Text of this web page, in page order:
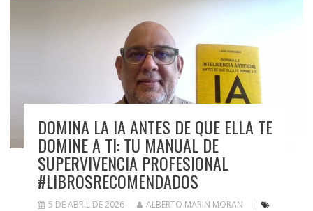
DOMINA LA IA ANTES DE QUE ELLA TE
DOMINE A TI: TU MANUAL DE
SUPERVIVENCIA PROFESIONAL
#LIBROSRECOMENDADOS
5 DE ABRIL DE 2026
ALBERTO MARIN MORAN